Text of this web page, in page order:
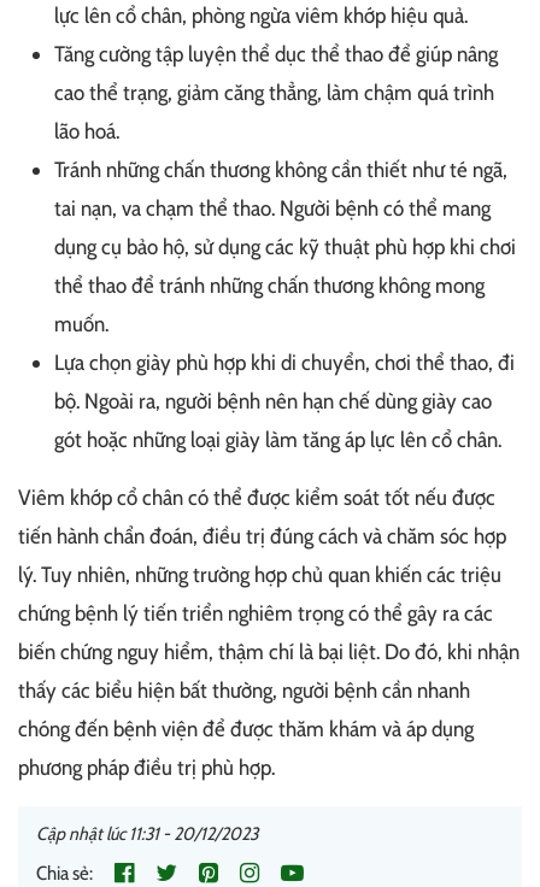
lực lên cổ chân, phòng ngừa viêm khớp hiệu quả.
Tăng cường tập luyện thể dục thể thao để giúp nâng
cao thể trạng, giảm căng thẳng, làm chậm quá trình
lão hoá.
Tránh những chấn thương không cần thiết như té ngã,
tai nạn, va chạm thể thao. Người bệnh có thể mang
dụng cụ bảo hộ, sử dụng các kỹ thuật phù hợp khi chơi
thể thao để tránh những chấn thương không mong
muốn.
Lựa chọn giày phù hợp khi di chuyển, chơi thể thao, đi
bộ. Ngoài ra, người bệnh nên hạn chế dùng giày cao
gót hoặc những loại giày làm tăng áp lực lên cổ chân.
Viêm khớp cổ chân có thể được kiểm soát tốt nếu được
tiến hành chẩn đoán, điều trị đúng cách và chăm sóc hợp
lý. Tuy nhiên, những trường hợp chủ quan khiến các triệu
chứng bệnh lý tiến triển nghiêm trọng có thể gây ra các
biến chứng nguy hiểm, thậm chí là bại liệt. Do đó, khi nhận
thấy các biểu hiện bất thường, người bệnh cần nhanh
chóng đến bệnh viện để được thăm khám và áp dụng
phương pháp điều trị phù hợp.
Cập nhật lúc 11:31 - 20/12/2023
Chia sẻ: